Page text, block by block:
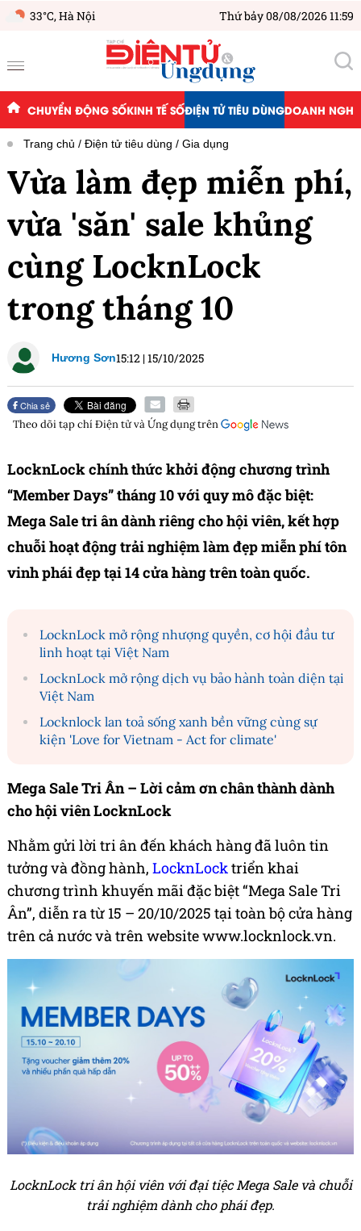
33°C,Hà Nội Thứ bảy 08/08/2026 11:59
CHUYỂN ĐỘNG SỐKINH TẾ SỐĐIỆN TỬ TIÊU DÙNGDOANH
Trang chủ Điện tử tiêu dùng Gia dụng
Vừa làm đẹp miễn phí,
vừa 'săn' sale khủng
cùng LocknLock
trong tháng 10
Hương Sơn15:12 |15/10/2025
Chia sẻ
Theo dõi tạp chíĐiện tử và Ứng dụngtrên
LocknLock chính thức khởi động chương trình
“Member Days” tháng 10 với quy mô đặc biệt:
Mega Sale tri ân dành riêng cho hội viên, kết hợp
chuỗi hoạt động trải nghiệm làm đẹp miễn phí tôn
vinh phái đẹp tại 14 cửa hàng trên toàn quốc.
LocknLock mở rộng nhượng quyền, cơ hội đầu tư
linh hoạt tại Việt Nam
LocknLock mở rộng dịch vụ bảo hành toàn diện tại
Việt Nam
Locknlock lan toả sống xanh bền vững cùng sự
kiện 'Love for Vietnam - Act for climate'
Mega Sale Tri Ân – Lời cảm ơn chân thành dành
cho hội viên LocknLock
Nhằm gửi lời tri ân đến khách hàng đã luôn tin
tưởng và đồng hành, LocknLocktriển khai
chương trình khuyến mãi đặc biệt “Mega Sale Tri
Ân”, diễn ra từ 15 – 20/10/2025 tại toàn bộ cửa hàng
trên cả nước và trên website www.locknlock.vn.
LocknLock tri ân hội viên với đại tiệc Mega Sale và chuỗi
trải nghiệm dành cho phái đẹp.